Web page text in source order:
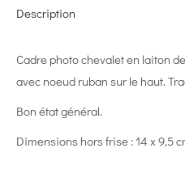
Description
Cadre photo chevalet en laiton
avec noeud ruban sur le haut.
Bon état général.
Dimensions hors frise : 14 x 9,5